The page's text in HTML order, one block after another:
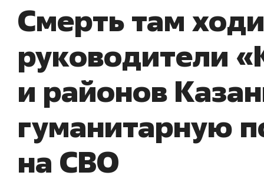
Смерть там
руководители
и районов
гуманитарную
на СВО
Василь Мазитов
МАРТ
«Не зная местных
правил, бизнес может
потерять минимум
Как бизнесу выйти на зарубежные
рынки, почему надо знать аксакалов и
чем интересен Оман?